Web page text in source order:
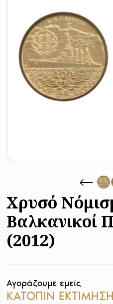
Χρυσό
Βαλκανικοί
(2012)
Αγοράζουμε εμείς
ΚΑΤΟΠΙΝ